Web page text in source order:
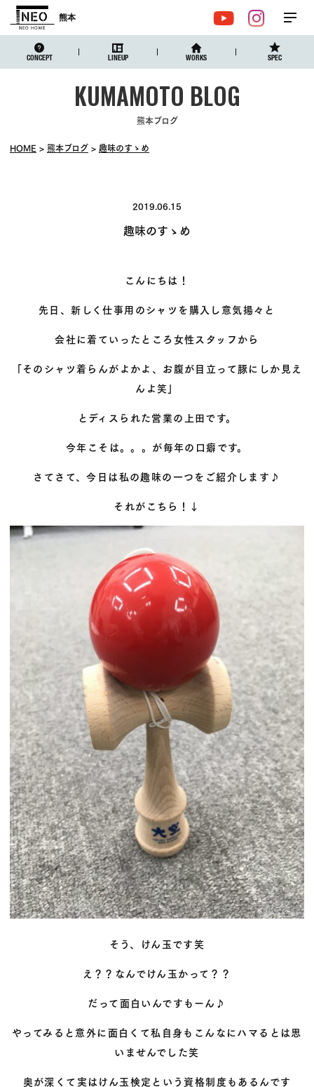
熊本
CONCEPT LINEUP WORKS SPEC
YouTube
メ
熊本ブログ
HOME 熊本ブログ 趣味のすゝめ
2019.06.15
趣味のすゝめ
こんにちは！
先日、新しく仕事用のシャツを購入し意気揚々と
会社に着ていったところ女性スタッフから
「そのシャツ着らんがよかよ、お腹が目立って豚にしか見え
んよ笑」
とディスられた営業の上田です。
今年こそは。。。が毎年の口癖です。
さてさて、今日は私の趣味の一つをご紹介します♪
それがこちら！↓
そう、けん玉です笑
え？？なんでけん玉かって？？
だって面白いんですもーん♪
やってみると意外に面白くて私自身もこんなにハマるとは思
いませんでした笑
奥が深くて実はけん玉検定という資格制度もあるんです